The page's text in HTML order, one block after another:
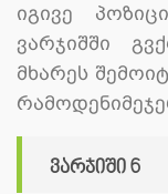
იგივე
ვარჯიშში
მხარეს
ვარჯიში 6